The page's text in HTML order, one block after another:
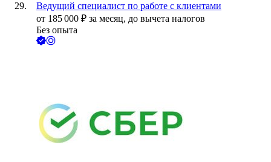
Ведущий специалист по работе с клиентами
от 185 000 ₽ за месяц, до вычета налогов
Без опыта